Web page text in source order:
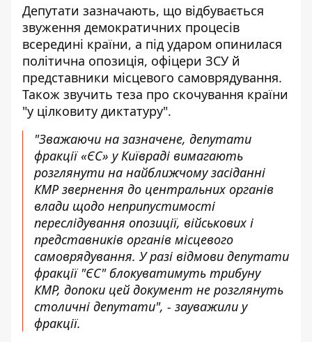
Депутати зазначають, що відбувається
звуження демократичних процесів
всередині країни, а під ударом опинилася
політична опозиція, офіцери ЗСУ й
представники місцевого самоврядування.
Також звучить теза про скочування країни
"у цілковиту диктатуру".
"Зважаючи на зазначене, депутати
фракції «ЄС» у Київраді вимагають
розглянути на найближчому засіданні
КМР звернення до центральних органів
влади щодо неприпустимості
переслідування опозиції, військових і
представників органів місцевого
самоврядування. У разі відмови депутати
фракції "ЄС" блокуватимуть трибуну
КМР, допоки цей документ не розглянуть
столичні депутати", - зауважили у
фракції.